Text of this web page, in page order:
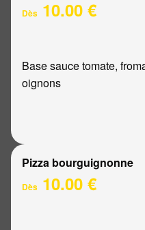
Dès 10.00 €
Base sauce tomate,
oignons
Pizza bourguignonne
Dès 10.00 €